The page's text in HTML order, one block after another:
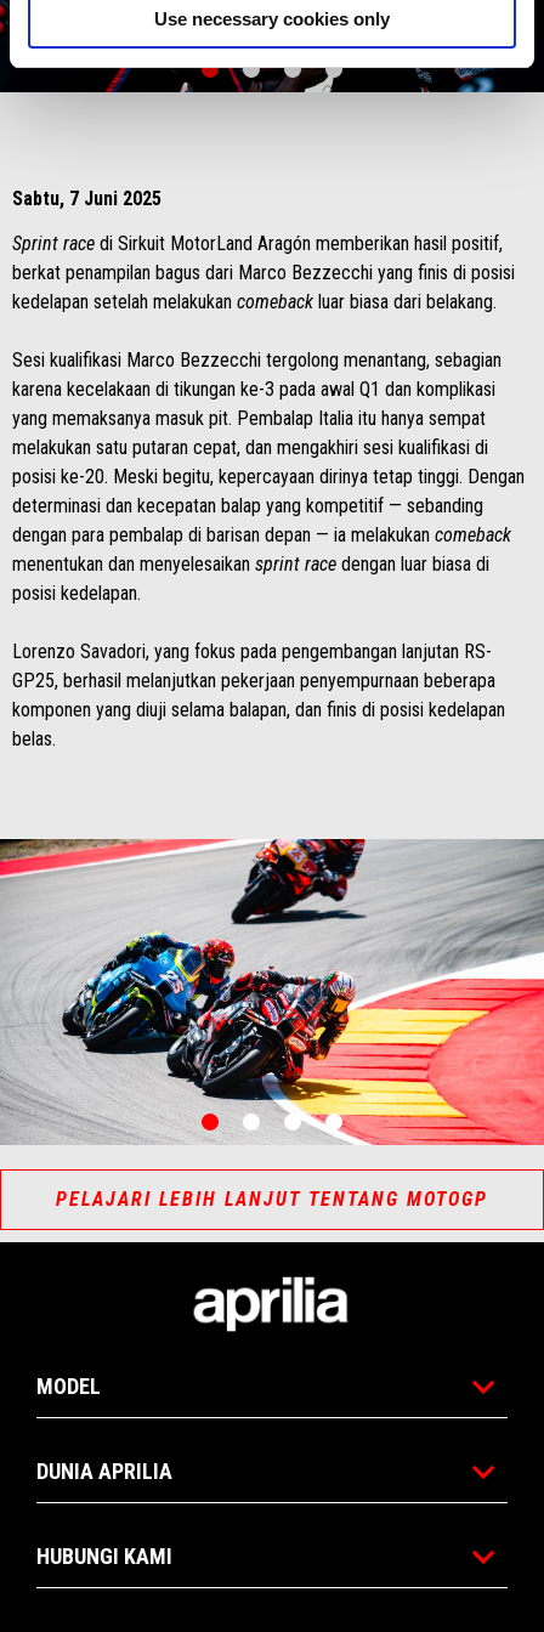
Use necessary cookies only
item
0
item
1
item
2
item
3
Item
Item
Sabtu, 7 Juni 2025
Sprint race di Sirkuit MotorLand Aragón memberikan hasil positif,
berkat penampilan bagus dari Marco Bezzecchi yang finis di posisi
kedelapan setelah melakukan comeback luar biasa dari belakang.
Sesi kualifikasi Marco Bezzecchi tergolong menantang, sebagian
karena kecelakaan di tikungan ke-3 pada awal Q1 dan komplikasi
yang memaksanya masuk pit. Pembalap Italia itu hanya sempat
melakukan satu putaran cepat, dan mengakhiri sesi kualifikasi di
posisi ke-20. Meski begitu, kepercayaan dirinya tetap tinggi. Dengan
determinasi dan kecepatan balap yang kompetitif — sebanding
dengan para pembalap di barisan depan — ia melakukan comeback
menentukan dan menyelesaikan sprint race dengan luar biasa di
posisi kedelapan.
Lorenzo Savadori, yang fokus pada pengembangan lanjutan RS-
GP25, berhasil melanjutkan pekerjaan penyempurnaan beberapa
komponen yang diuji selama balapan, dan finis di posisi kedelapan
belas.
0
item
item
item
3
Item
of
Item
of
PELAJARI LEBIH LANJUT TENTANG MOTOGP
MODEL
DUNIA APRILIA
HUBUNGI KAMI